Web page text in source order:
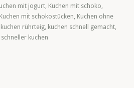
mit jogurt, Kuchen mit schoko,
Kuchen mit schokostücken, Kuchen ohne
kuchen rührteig, kuchen schnell gemacht,
schneller kuchen